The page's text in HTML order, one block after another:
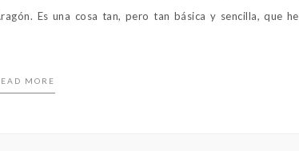
Es una cosa tan, pero tan básica y sencilla, que he
MORE